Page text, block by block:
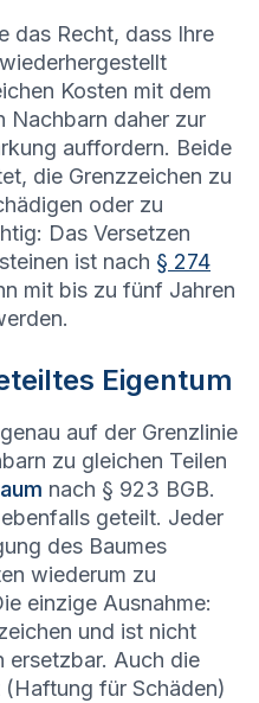
das Recht, dass Ihre
Kosten mit dem
Nachbarn daher zur
auffordern. Beide
die Grenzzeichen zu
oder zu
Das Versetzen
ist nach § 274
mit bis zu fünf Jahren
Eigentum
auf der Grenzlinie
zu gleichen Teilen
nach § 923 BGB.
geteilt. Jeder
des Baumes
wiederum zu
einzige Ausnahme:
und ist nicht
ersetzbar. Auch die
für Schäden)